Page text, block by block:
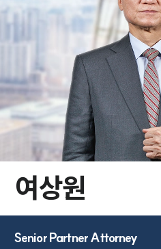
여상원
Senior Partner Attorney